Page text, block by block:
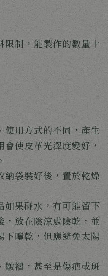
制，能製作的數量十
使用方式的不同，產生
使皮革光澤度變好，
納袋裝好後，置於乾燥
如果碰水，有可能留下
，放在陰涼處陰乾，並
下曬乾，但應避免太陽
皺褶，甚至是傷疤或斑